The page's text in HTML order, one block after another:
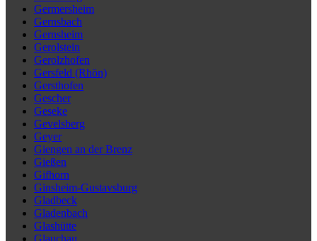
Germersheim
Gernsbach
Gernsheim
Gerolstein
Gerolzhofen
Gersfeld (Rhön)
Gersthofen
Gescher
Geseke
Gevelsberg
Geyer
Giengen an der Brenz
Gießen
Gifhorn
Ginsheim-Gustavsburg
Gladbeck
Gladenbach
Glashütte